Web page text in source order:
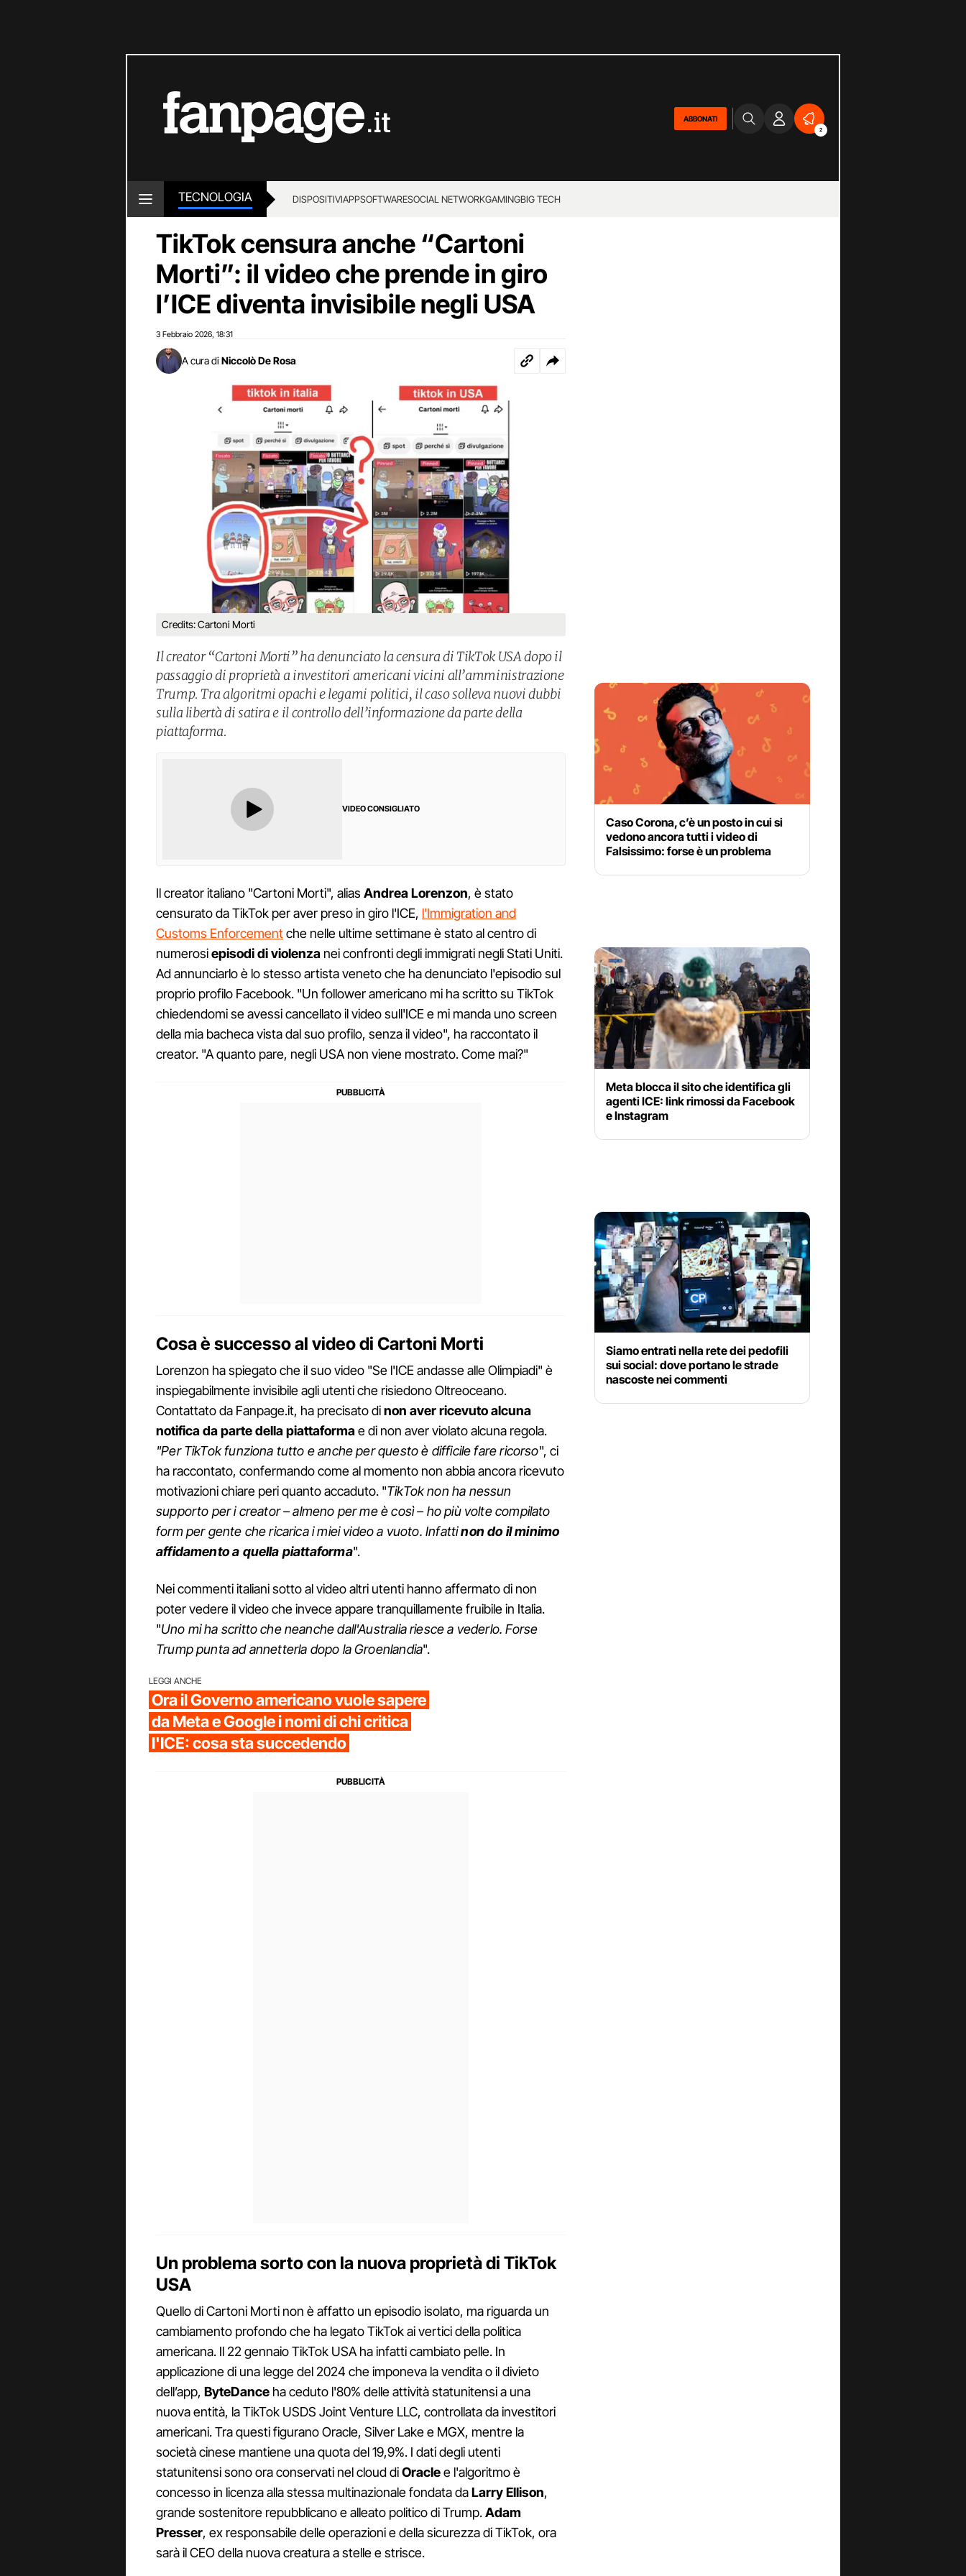
ABBONATI
2
TECNOLOGIA DISPOSITIVIAPPSOFTWARESOCIAL NETWORKGAMINGBIG TECH
TikTok censura anche “Cartoni
Morti”: il video che prende in giro
l’ICE diventa invisibile negli USA
3 Febbraio 2026 18:31
A cura di Niccolò De Rosa
Credits: Cartoni Morti
Il creator “Cartoni Morti” ha denunciato la censura di TikTok USA dopo il
passaggio di proprietà a investitori americani vicini all’amministrazione
Trump. Tra algoritmi opachi e legami politici, il caso solleva nuovi dubbi
sulla libertà di satira e il controllo dell’informazione da parte della
piattaforma.
VIDEO CONSIGLIATO
Il creator italiano "Cartoni Morti", alias Andrea Lorenzon, è stato
censurato da TikTok per aver preso in giro l'ICE, l'Immigration and
Customs Enforcementche nelle ultime settimane è stato al centro di
numerosiepisodi di violenza nei confronti degli immigrati negli Stati Uniti.
Ad annunciarlo è lo stesso artista veneto che ha denunciato l'episodio sul
proprio profilo Facebook. "Un follower americano mi ha scritto su TikTok
chiedendomi se avessi cancellato il video sull'ICE e mi manda uno screen
della mia bacheca vista dal suo profilo, senza il video", ha raccontato il
creator. "A quanto pare, negli USA non viene mostrato. Come mai?"
Cosa è successo al video di Cartoni Morti
Lorenzon ha spiegato che il suo video "Se l'ICE andasse alle Olimpiadi" è
inspiegabilmente invisibile agli utenti che risiedono Oltreoceano.
Contattato da Fanpage.it, ha precisato dinon aver ricevuto alcuna
notifica da parte della piattaformae di non aver violato alcuna regola.
"Per TikTok funziona tutto e anche per questo è difficile fare ricorso", ci
ha raccontato, confermando come al momento non abbia ancora ricevuto
motivazioni chiare peri quanto accaduto. "TikTok non ha nessun
supporto per i creator – almeno per me è così – ho più volte compilato
form per gente che ricarica i miei video a vuoto. Infattinon do il minimo
affidamento a quella piattaforma".
Nei commenti italiani sotto al video altri utenti hanno affermato di non
poter vedere il video che invece appare tranquillamente fruibile in Italia.
"Uno mi ha scritto che neanche dall'Australia riesce a vederlo. Forse
Trump punta ad annetterla dopo la Groenlandia".
LEGGI ANCHE
Ora il Governo americano vuole sapere
da Meta e Google i nomi di chi critica
l'ICE: cosa sta succedendo
Un problema sorto con la nuova proprietà di TikTok
USA
Quello di Cartoni Morti non è affatto un episodio isolato, ma riguarda un
cambiamento profondo che ha legato TikTok ai vertici della politica
americana. Il 22 gennaio TikTok USA ha infatti cambiato pelle. In
applicazione di una legge del 2024 che imponeva la vendita o il divieto
dell’app, ByteDance ha ceduto l'80% delle attività statunitensi a una
nuova entità, la TikTok USDS Joint Venture LLC, controllata da investitori
americani. Tra questi figurano Oracle, Silver Lake e MGX, mentre la
società cinese mantiene una quota del 19,9%. I dati degli utenti
statunitensi sono ora conservati nel cloud diOraclee l'algoritmo è
concesso in licenza alla stessa multinazionale fondata daLarry Ellison,
grande sostenitore repubblicano e alleato politico di Trump.Adam
Presser, ex responsabile delle operazioni e della sicurezza di TikTok, ora
sarà il CEO della nuova creatura a stelle e strisce.
Caso Corona, c’è un posto in cui si
vedono ancora tutti i video di
Falsissimo: forse è un problema
Meta blocca il sito che identifica gli
agenti ICE: link rimossi da Facebook
e Instagram
Siamo entrati nella rete dei pedofili
sui social: dove portano le strade
nascoste nei commenti